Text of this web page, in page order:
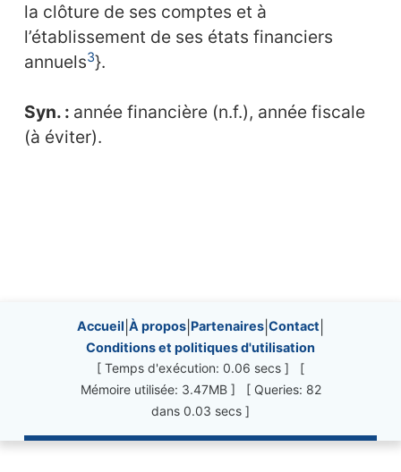
la clôture de ses comptes et à
l’établissement de ses états financiers
annuels3}.
Syn. : année financière (n.f.), année fiscale
(à éviter).
Site information, links, etc.
Accueil À propos Partenaires Contact
Conditions et politiques d'utilisation
[ Temps d'exécution: 0.06 secs ] [
Mémoire utilisée: 3.47MB ] [ Queries: 82
dans 0.03 secs ]